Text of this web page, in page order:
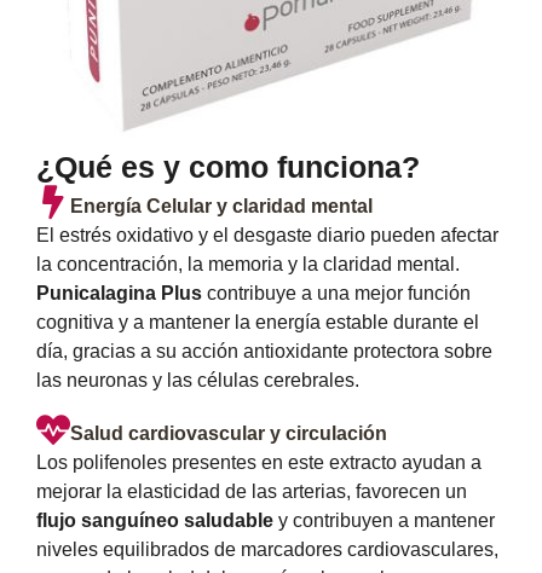
¿Qué es y como funciona?
Energía Celular y claridad mental
El estrés oxidativo y el desgaste diario pueden afectar
la concentración, la memoria y la claridad mental.
Punicalagina Plus contribuye a una mejor función
cognitiva y a mantener la energía estable durante el
día, gracias a su acción antioxidante protectora sobre
las neuronas y las células cerebrales.
Salud cardiovascular y circulación
Los polifenoles presentes en este extracto ayudan a
mejorar la elasticidad de las arterias, favorecen un
flujo sanguíneo saludable y contribuyen a mantener
niveles equilibrados de marcadores cardiovasculares,